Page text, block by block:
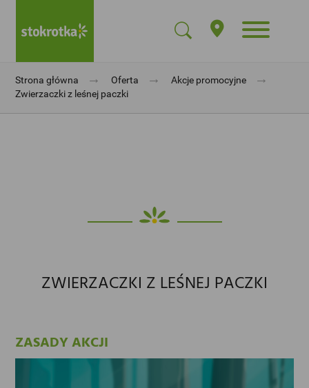
Strona główna → Oferta → Akcje promocyjne →
Zwierzaczki z leśnej paczki
ZWIERZACZKI Z LEŚNEJ PACZKI
ZASADY AKCJI